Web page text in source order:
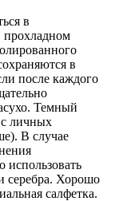
в
прохладном
в
после каждого
Темный
с личных
В случае
использовать
серебра. Хорошо
салфетка.